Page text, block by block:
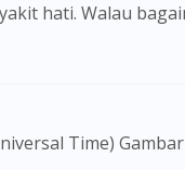
hati. Walau